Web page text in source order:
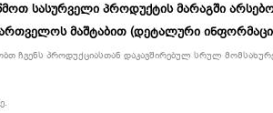
სასურველი პროდუქტის მარაგში
მაშტაბით (დეტალური
ჩვენს პროდუქციასთან დაკავშირებულ სრულ